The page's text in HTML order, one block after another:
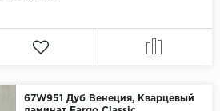
67W951 Дуб Венеция, Кварцевый